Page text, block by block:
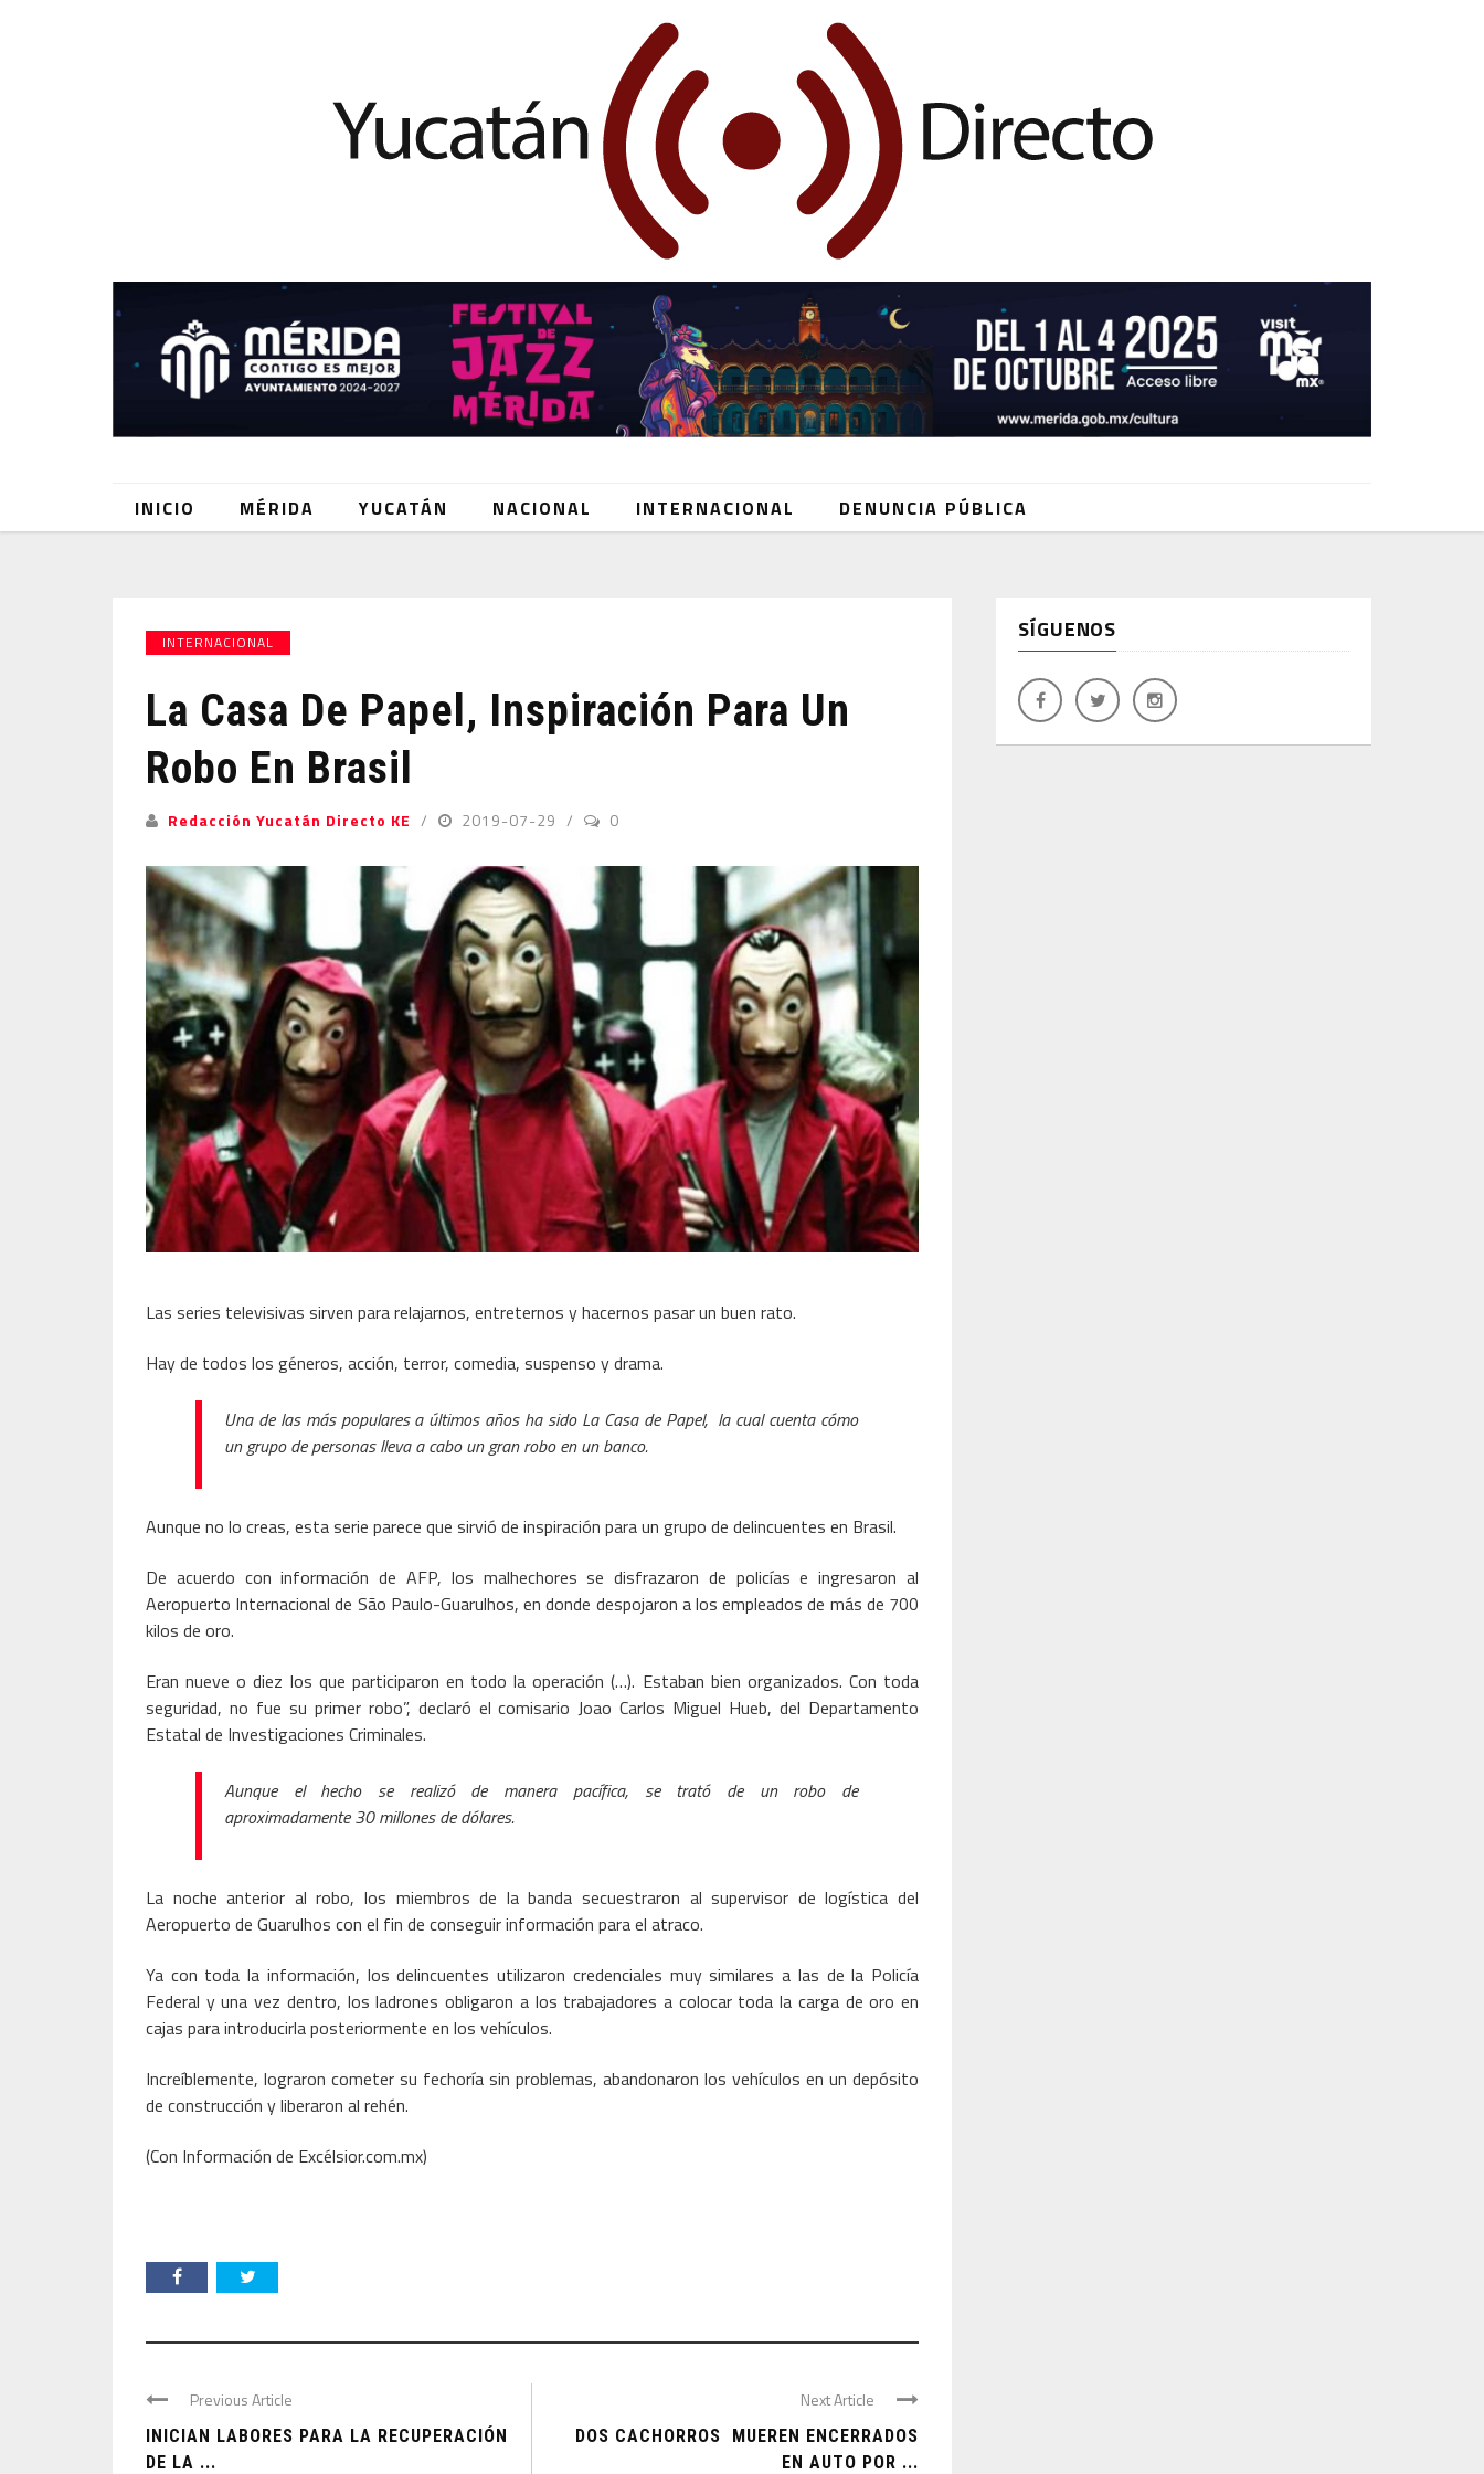
INICIO MÉRIDA YUCATÁN NACIONAL INTERNACIONAL DENUNCIA PÚBLICA
INTERNACIONAL
La Casa De Papel, Inspiración Para Un
Robo En Brasil
Redacción Yucatán Directo KE 2019-07-29 0
Las series televisivas sirven para relajarnos, entreternos y hacernos pasar un buen rato.
Hay de todos los géneros, acción, terror, comedia, suspenso y drama.
Una de las más populares a últimos años ha sido La Casa de Papel, la cual cuenta cómo
un grupo de personas lleva a cabo un gran robo en un banco.
Aunque no lo creas, esta serie parece que sirvió de inspiración para un grupo de delincuentes en Brasil.
De acuerdo con información de AFP, los malhechores se disfrazaron de policías e ingresaron al
Aeropuerto Internacional de São Paulo-Guarulhos, en donde despojaron a los empleados de más de 700
kilos de oro.
Eran nueve o diez los que participaron en todo la operación (…). Estaban bien organizados. Con toda
seguridad, no fue su primer robo”, declaró el comisario Joao Carlos Miguel Hueb, del Departamento
Estatal de Investigaciones Criminales.
Aunque el hecho se realizó de manera pacífica, se trató de un robo de
aproximadamente 30 millones de dólares.
La noche anterior al robo, los miembros de la banda secuestraron al supervisor de logística del
Aeropuerto de Guarulhos con el fin de conseguir información para el atraco.
Ya con toda la información, los delincuentes utilizaron credenciales muy similares a las de la Policía
Federal y una vez dentro, los ladrones obligaron a los trabajadores a colocar toda la carga de oro en
cajas para introducirla posteriormente en los vehículos.
Increíblemente, lograron cometer su fechoría sin problemas, abandonaron los vehículos en un depósito
de construcción y liberaron al rehén.
(Con Información de Excélsior.com.mx)
Previous Article
INICIAN LABORES PARA LA RECUPERACIÓN
DE LA ...
Next Article
DOS CACHORROS MUEREN ENCERRADOS
EN AUTO POR ...
SÍGUENOS